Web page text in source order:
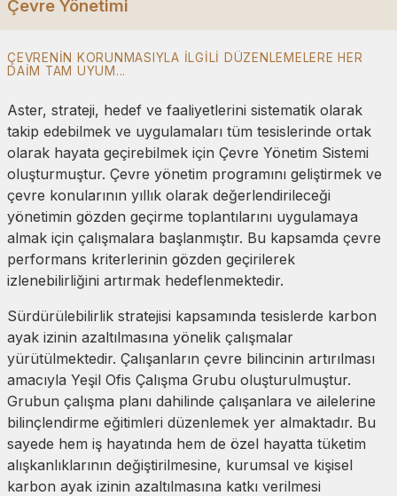
Çevre Yönetimi
ÇEVRENIN KORUNMASIYLA ILGILI DÜZENLEMELERE HER
DAIM TAM UYUM...
Aster, strateji, hedef ve faaliyetlerini sistematik olarak
takip edebilmek ve uygulamaları tüm tesislerinde ortak
olarak hayata geçirebilmek için Çevre Yönetim Sistemi
oluşturmuştur. Çevre yönetim programını geliştirmek ve
çevre konularının yıllık olarak değerlendirileceği
yönetimin gözden geçirme toplantılarını uygulamaya
almak için çalışmalara başlanmıştır. Bu kapsamda çevre
performans kriterlerinin gözden geçirilerek
izlenebilirliğini artırmak hedeflenmektedir.
Sürdürülebilirlik stratejisi kapsamında tesislerde karbon
ayak izinin azaltılmasına yönelik çalışmalar
yürütülmektedir. Çalışanların çevre bilincinin artırılması
amacıyla Yeşil Ofis Çalışma Grubu oluşturulmuştur.
Grubun çalışma planı dahilinde çalışanlara ve ailelerine
bilinçlendirme eğitimleri düzenlemek yer almaktadır. Bu
sayede hem iş hayatında hem de özel hayatta tüketim
alışkanlıklarının değiştirilmesine, kurumsal ve kişisel
karbon ayak izinin azaltılmasına katkı verilmesi